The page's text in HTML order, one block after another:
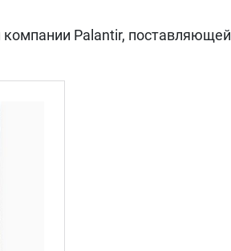
компании Palantir, поставляющей